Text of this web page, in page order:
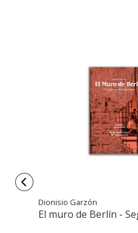
Dionisio Garzón
El muro de Berlín -